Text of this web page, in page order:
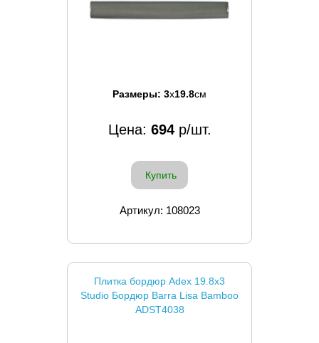
Размеры: 3x19.8см
Цена: 694р/шт.
Купить
Артикул: 108023
Плитка бордюр Adex 19.8x3
Studio Бордюр Barra Lisa Bamboo
ADST4038